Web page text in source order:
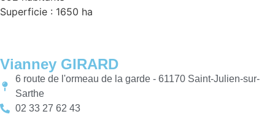
Superficie : 1650 ha
Vianney GIRARD
6 route de l'ormeau de la garde - 61170 Saint-Julien-sur-
Sarthe
02 33 27 62 43